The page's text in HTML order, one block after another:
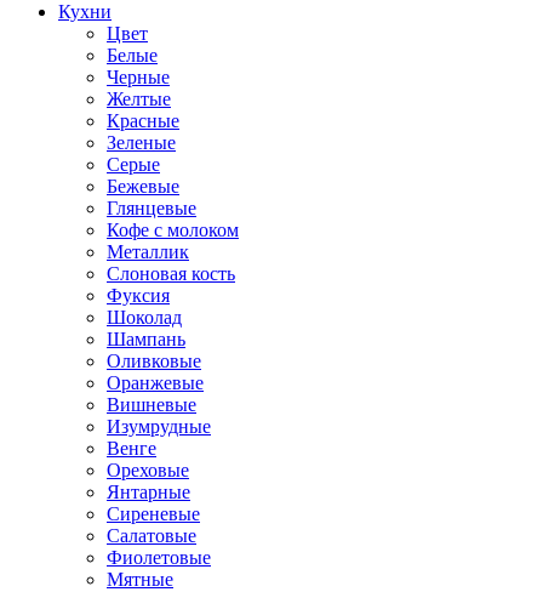
Кухни
Цвет
Белые
Черные
Желтые
Красные
Зеленые
Серые
Бежевые
Глянцевые
Кофе с молоком
Металлик
Слоновая кость
Фуксия
Шоколад
Шампань
Оливковые
Оранжевые
Вишневые
Изумрудные
Венге
Ореховые
Янтарные
Сиреневые
Салатовые
Фиолетовые
Мятные